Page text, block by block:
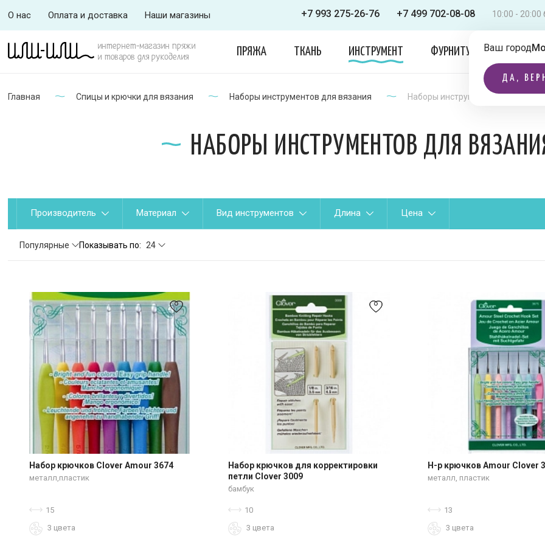
О нас Оплата и доставка Наши магазины +7 993 275-26-76 +7 499 702-08-08 10:00 -
Ваш город
ДА,
интернет-магазин пряжи
и товаров для рукоделия
ПРЯЖА ТКАНЬ ИНСТРУМЕНТ ФУРНИТУРА ОДЕЖДА
Главная Спицы и крючки для вязания Наборы инструментов для вязания Наборы инструментов для
НАБОРЫ ИНСТРУМЕНТОВ ДЛЯ ВЯЗАНИЯ
Производитель Материал Вид инструментов Длина Цена
Популярные Показывать по: 24
Набор крючков Clover Amour 3674
металл,пластик
15
3 цвета
Набор крючков для корректировки
петли Clover 3009
бамбук
10
3 цвета
Н-р крючков Amour Clover
металл, пластик
13
3 цвета